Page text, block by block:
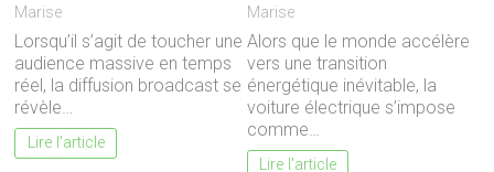
Marise
Lorsqu’il s’agit de toucher une
audience massive en temps
réel, la diffusion broadcast se
révèle…
Lire l'article
Marise
Alors que le monde accélère
vers une transition
énergétique inévitable, la
voiture électrique s’impose
comme…
Lire l'article